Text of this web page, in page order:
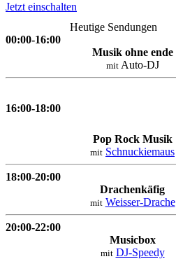
Jetzt einschalten
Heutige Sendungen
00:00-16:00
Musik ohne ende
mitAuto-DJ
16:00-18:00
Pop Rock Musik
mit Schnuckiemaus
18:00-20:00
Drachenkäfig
mit Weisser-Drache
20:00-22:00
Musicbox
mit DJ-Speedy